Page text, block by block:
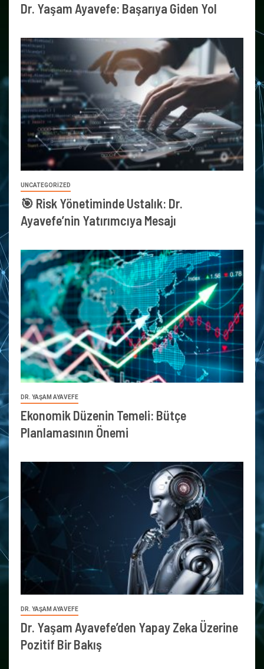
Dr. Yaşam Ayavefe: Başarıya Giden Yol
UNCATEGORIZED
🎯 Risk Yönetiminde Ustalık: Dr.
Ayavefe’nin Yatırımcıya Mesajı
DR. YAŞAM AYAVEFE
Ekonomik Düzenin Temeli: Bütçe
Planlamasının Önemi
DR. YAŞAM AYAVEFE
Dr. Yaşam Ayavefe’den Yapay Zeka Üzerine
Pozitif Bir Bakış